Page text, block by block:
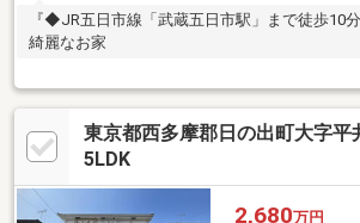
『◆JR五日市線「武蔵五日市駅」まで徒歩10
綺麗なお家
東京都西多摩郡日の出町大字平
5LDK
2,680万円